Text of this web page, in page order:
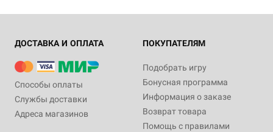
ДОСТАВКА И ОПЛАТА
Способы оплаты
Службы доставки
Адреса магазинов
ПОКУПАТЕЛЯМ
Подобрать игру
Бонусная программа
Информация о заказе
Возврат товара
Помощь с правилами